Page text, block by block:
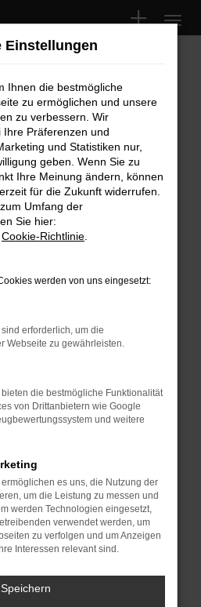
Fahrzeugsuche
Error
aufgetreten.
die dir helfen können:
Firewall und deine
zum Beispiel deine
wie Werbeblocker,
die Seite in einem
in einem privaten
helfen, vorübergehende
dein Browser und dein
dem neuesten Stand
birgt nicht nur ein
kann auch dazu
Funktionen nicht mehr
Webseitenbetreiber.
bitte. Wir werden
Einstellungen
Ihnen die bestmögliche
zu ermöglichen und unsere
zu verbessern. Wir
Präferenzen und
und Statistiken nur,
geben. Wenn Sie zu
Ihre Meinung ändern, können
für die Zukunft widerrufen.
Umfang der
Sie hier:
Cookie-Richtlinie
werden von uns eingesetzt:
erforderlich, um die
Webseite zu gewährleisten.
die bestmögliche Funktionalität
von Drittanbietern wie Google
und weitere
es uns, die Nutzung der
um die Leistung zu messen und
werden Technologien eingesetzt,
verwendet werden, um
zu verfolgen und um Anzeigen
Interessen relevant sind.
Speichern